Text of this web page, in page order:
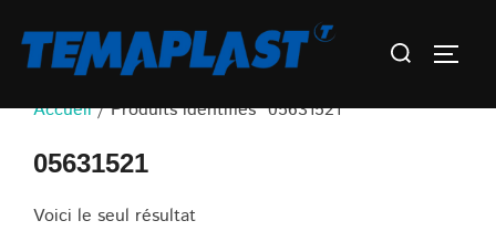
contenu
Rechercher :
Accueil/ Produits identifiés “05631521”
05631521
Voici le seul résultat